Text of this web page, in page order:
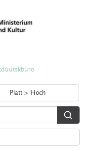
Platt > Hoch